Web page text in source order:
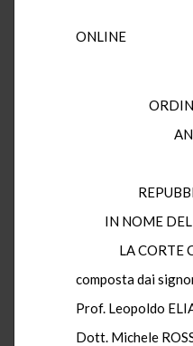
ONLINE
IN NOME
LA CORTE
composta dai
Prof. Leopoldo
Dott. Michele